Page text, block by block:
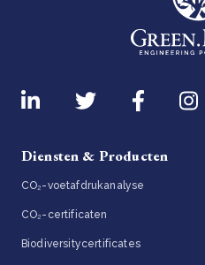
Diensten & Producten
CO₂-voetafdrukanalyse
CO₂-certificaten
Biodiversitycertificates